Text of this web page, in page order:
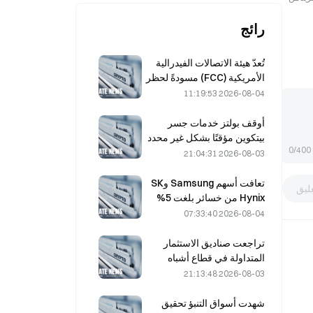
0/400
رائج
تُعدّ هيئة الاتصالات الفيدرالية
الأمريكية (FCC) مسودةً لحظر
الوحدات البصرية الصينية في
تأثر الحصة السوقية لشركة
Xinyuan بنسبة 27%
2026-08-04 11:19:53
أوقف بولتز خدمات جسر
بيتكوين مؤقتًا بشكل غير محدد
بعد هجمات مدعومة بالذكاء
2026-08-03 21:04:31
تعافت أسهم Samsung وSK
Hynix من خسائر بلغت 5%
بفضل مشتريات المستثمرين
2026-08-04 07:33:40
تراجعت صناديق الاستثمار
المتداولة في قطاع أشباه
الموصلات TOP2 في كوريا
الشهر الماضي، مع عكس
2026-08-03 21:13:48
شهدت أسواق التنبؤ تحقيق